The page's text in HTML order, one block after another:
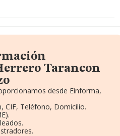
Tarancon
desde Einforma,
CIF, Teléfono, Domicilio.